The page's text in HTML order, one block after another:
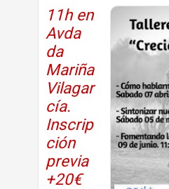
11h en
Avda
da
Mariña
Vilagar
cía.
Inscrip
ción
previa
+20€